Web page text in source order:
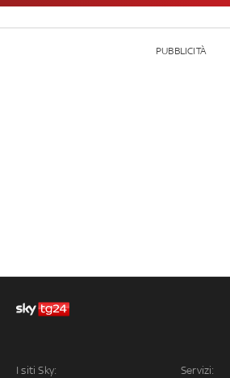
PUBBLICITÀ
I siti Sky: Servizi: